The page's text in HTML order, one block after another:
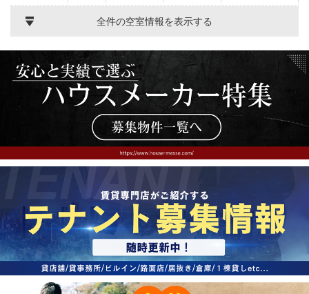
全件の空室情報を表示する